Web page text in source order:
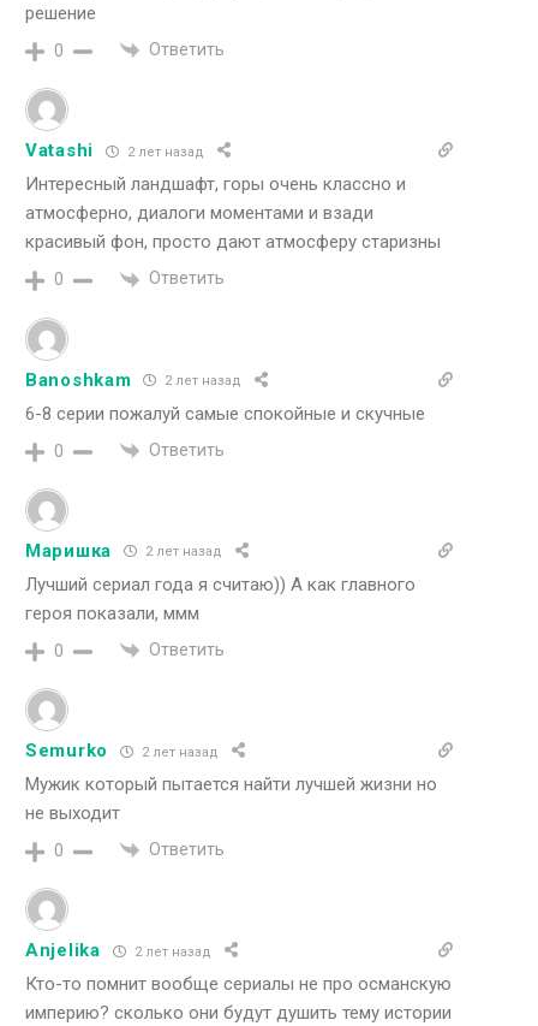
решение
0 Ответить
Vatashi 2 лет назад
Интересный ландшафт, горы очень классно и
атмосферно, диалоги моментами и взади
красивый фон, просто дают атмосферу старизны
0 Ответить
Banoshkam 2 лет назад
6-8 серии пожалуй самые спокойные и скучные
0 Ответить
Маришка 2 лет назад
Лучший сериал года я считаю)) А как главного
героя показали, ммм
0 Ответить
Semurko 2 лет назад
Мужик который пытается найти лучшей жизни но
не выходит
0 Ответить
Anjelika 2 лет назад
Кто-то помнит вообще сериалы не про османскую
империю? сколько они будут душить тему истории